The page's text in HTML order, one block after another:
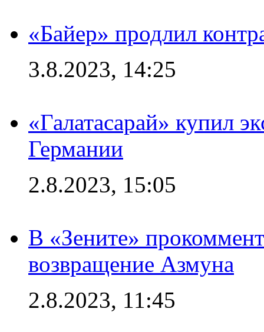
«Байер» продлил
3.8.2023, 14:25
«Галатасарай» купил
Германии
2.8.2023, 15:05
В «Зените»
возвращение Азмуна
2.8.2023, 11:45